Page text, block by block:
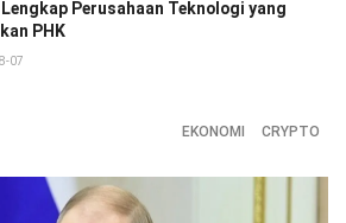
Perusahaan Teknologi yang
PHK
07
EKONOMI CRYPTO